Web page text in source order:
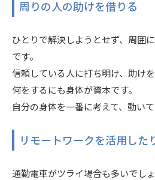
周りの人の助けを借りる
ひとりで解決しようとせず、周囲
です。
信頼している人に打ち明け、助け
何をするにも身体が資本です。
自分の身体を一番に考えて、動いて
リモートワークを活用した
通勤電車がツライ場合も多いでしょ